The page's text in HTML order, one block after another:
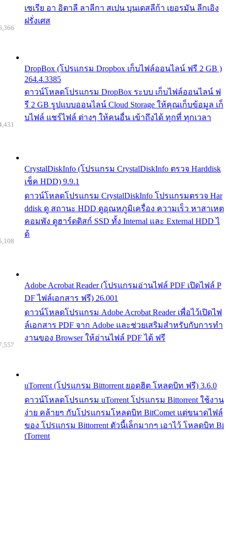
เซเรีย อา อิตาลี ลาลีกา สเปน บุนเดสลีก้า เยอรมัน ลีกเอิง
ฝรั่งเศส
DropBox (โปรแกรม Dropbox เก็บไฟล์ออนไลน์ ฟรี 2 GB )
264.4.3385
ดาวน์โหลดโปรแกรม DropBox ระบบ เก็บไฟล์ออนไลน์ ฟ
รี 2 GB รูปแบบออนไลน์ Cloud Storage ให้คุณเก็บข้อมูล เก็
บไฟล์ แชร์ไฟล์ ต่างๆ ให้คนอื่น เข้าถึงได้ ทุกที่ ทุกเวลา
CrystalDiskInfo (โปรแกรม CrystalDiskInfo ตรวจ Harddisk
เช็ค HDD) 9.9.1
ดาวน์โหลดโปรแกรม CrystalDiskInfo โปรแกรมตรวจ Har
ddisk ดู สถานะ HDD ดูอุณหภูมิเครื่อง ความเร็ว หาสาเหต
คอมพัง ดูฮาร์ดดิสก์ SSD ทั้ง Internal และ External HDD ไ
ด้
Adobe Acrobat Reader (โปรแกรมอ่านไฟล์ PDF เปิดไฟล์ P
DF ไฟล์เอกสาร ฟรี) 26.001
ดาวน์โหลดโปรแกรม Adobe Acrobat Reader เพื่อไว้เปิดไฟ
ล์เอกสาร PDF จาก Adobe และช่วยเสริมสำหรับกับการทำ
งานของ Browser ให้อ่านไฟล์ PDF ได้ ฟรี
uTorrent (โปรแกรม Bittorrent ยอดฮิต โหลดบิท ฟรี) 3.6.0
ดาวน์โหลดโปรแกรม uTorrent โปรแกรม Bittorrent ใช้งาน
ง่าย คล้ายๆ กับโปรแกรมโหลดบิท BitComet แต่ขนาดไฟล์
ของ โปรแกรม Bittorrent ตัวนี้เล็กมากๆ เอาไว้ โหลดบิท Bi
tTorrent